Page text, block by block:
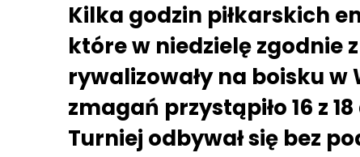
Kilka godzin piłkarskich
które w niedzielę zgodnie
rywalizowały na boisku w
zmagań przystąpiło 16 z
Turniej odbywał się bez